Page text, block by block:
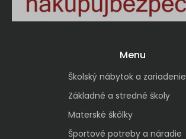
Menu
Školský nábytok a zariadenie
Základné a stredné školy
Materské škôlky
Športové potreby a náradie